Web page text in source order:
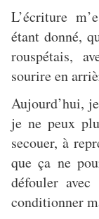
L’écriture
étant donné,
rouspétais,
sourire en
Aujourd’hui,
je ne peux
secouer, à
que ça ne
défouler
conditionner